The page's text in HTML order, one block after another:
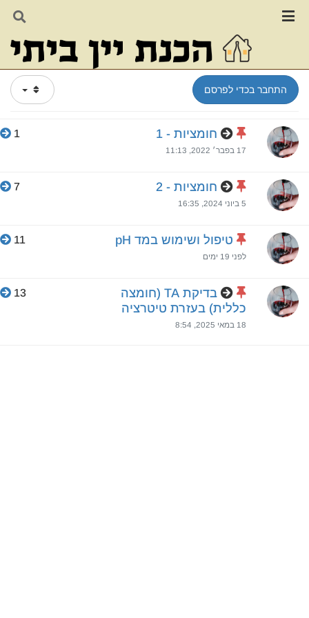
מאמרים למתקדמים חומציות
התחבר בכדי לפרסם
חומציות - 1
17 בפבר׳ 2022, 11:13
1
חומציות - 2
5 ביוני 2024, 16:35
7
טיפול ושימוש במד pH
לפני 19 ימים
11
בדיקת TA (חומצה
כללית) בעזרת טיטרציה
18 במאי 2025, 8:54
13